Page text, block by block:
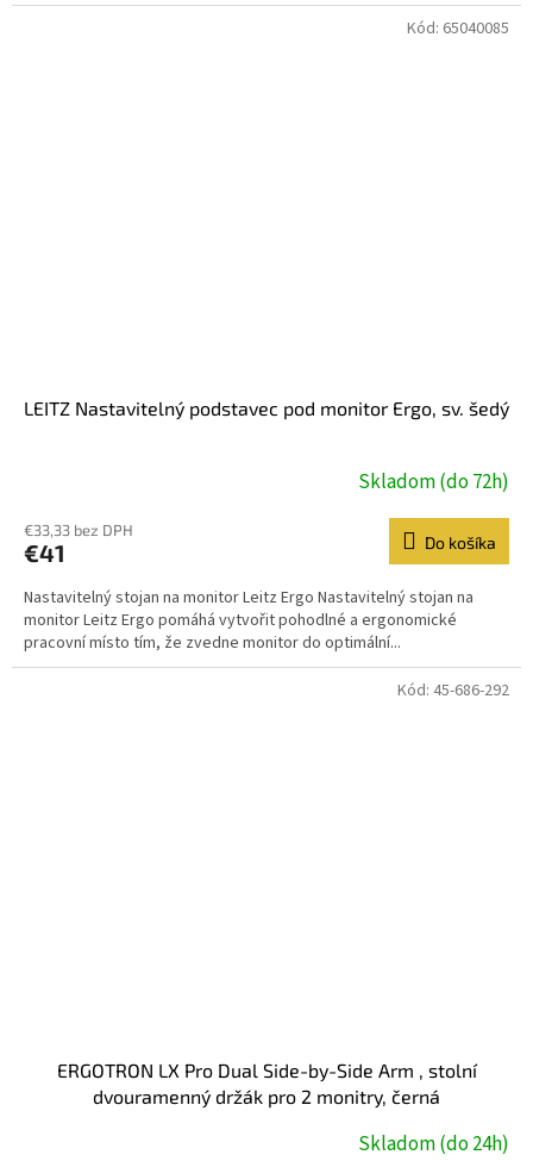
LEITZ Nastavitelný podstavec pod monitor Ergo, sv. šedý
Skladom (do 72h)
€33,33 bez DPH
€41 Do košíka
Nastavitelný stojan na monitor Leitz Ergo Nastavitelný stojan na
monitor Leitz Ergo pomáhá vytvořit pohodlné a ergonomické
pracovní místo tím, že zvedne monitor do optimální...
Kód: 65040085
ERGOTRON LX Pro Dual Side-by-Side Arm , stolní
dvouramenný držák pro 2 monitry, černá
Skladom (do 24h)
Kód: 45-686-292